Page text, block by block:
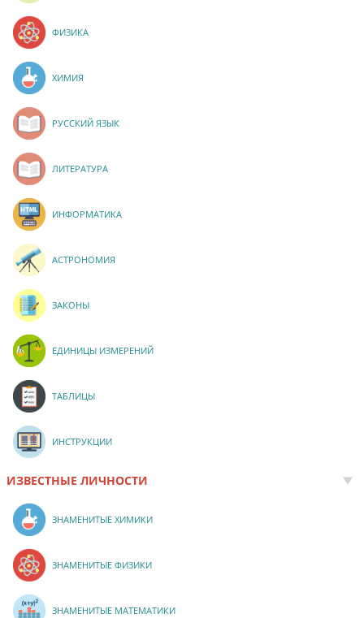
ФИЗИКА
ХИМИЯ
РУССКИЙ ЯЗЫК
ЛИТЕРАТУРА
ИНФОРМАТИКА
АСТРОНОМИЯ
ЗАКОНЫ
ЕДИНИЦЫ ИЗМЕРЕНИЙ
ТАБЛИЦЫ
ИНСТРУКЦИИ
ИЗВЕСТНЫЕ ЛИЧНОСТИ
ЗНАМЕНИТЫЕ ХИМИКИ
ЗНАМЕНИТЫЕ ФИЗИКИ
ЗНАМЕНИТЫЕ МАТЕМАТИКИ